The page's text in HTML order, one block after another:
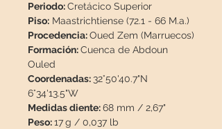
Periodo:Cretácico Superior
Piso: Maastrichtiense (72.1 - 66 M.a.)
Procedencia:Oued Zem (Marruecos)
Formación:Cuenca de Abdoun
Ouled
Coordenadas: 32°50'40.7"N
6°34'13.5"W
Medidas diente:68 mm / 2,67"
Peso:17g / 0,037 lb